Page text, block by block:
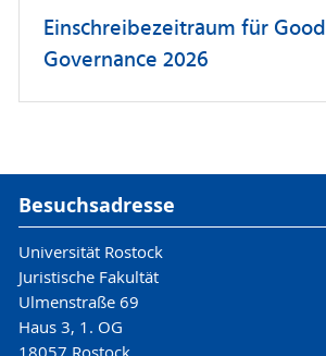
Einschreibezeitraum für Good
Governance 2026
Besuchsadresse
Universität Rostock
Juristische Fakultät
Ulmenstraße 69
Haus 3, 1. OG